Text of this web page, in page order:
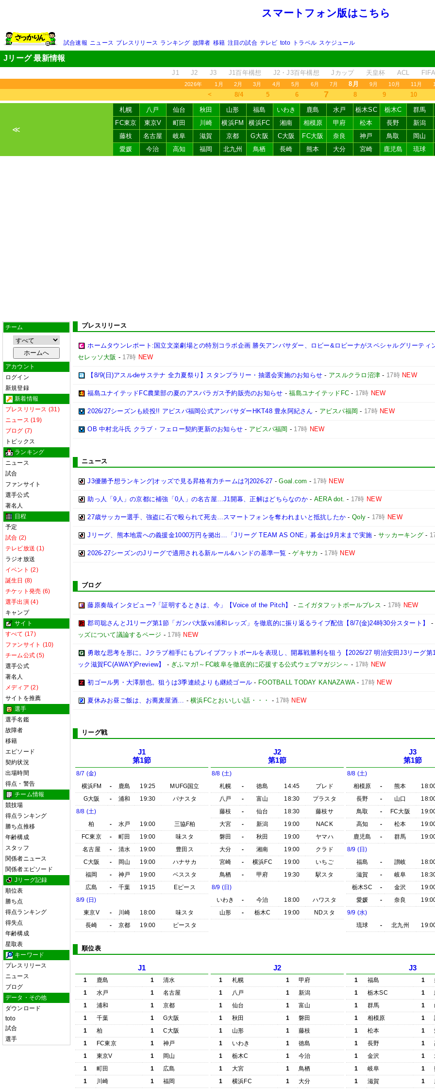
スマートフォン版はこちら
試合速報 ニュース プレスリリース ランキング 故障者 移籍 注目の試合 テレビ toto トラベル スケジュール
Jリーグ 最新情報
J1 J2 J3 J1百年構想 J2・J3百年構想 Jカップ 天皇杯 ACL
2026年 1月 2月 3月 4月 5月 6月 7月 8月 9月 10月 11月
＜ 8/4 5 6 7 8 9 10
≪
札幌 八戸 仙台 秋田 山形 福島 いわき 鹿島 水戸 栃木SC 栃木C 群馬
FC東京
東京V 町田 川崎 横浜FM 横浜FC 湘南 相模原 甲府 松本 長野 新潟
藤枝
名古屋 岐阜 滋賀 京都 G大阪 C大阪 FC大阪 奈良 神戸 鳥取 岡山
愛媛
今治 高知 福岡 北九州 鳥栖 長崎 熊本 大分 宮崎 鹿児島 琉球
チーム
アカウント
ログイン
新規登録
新着情報
プレスリリース (31)
ニュース (19)
ブログ (7)
トピックス
ランキング
ニュース
試合
ファンサイト
選手公式
著名人
日程
予定
試合 (2)
テレビ放送 (1)
ラジオ放送
イベント (2)
誕生日 (8)
チケット発売 (6)
選手出演 (4)
キャンプ
サイト
すべて (17)
ファンサイト (10)
チーム公式 (5)
選手公式
著名人
メディア (2)
サイトを推薦
選手
選手名鑑
故障者
移籍
エピソード
契約状況
出場時間
得点・警告
チーム情報
競技場
得点ランキング
勝ち点推移
年齢構成
スタッフ
関係者ニュース
関係者エピソード
Jリーグ記録
順位表
勝ち点
得点ランキング
得失点
年齢構成
星取表
キーワード
プレスリリース
ニュース
ブログ
データ・その他
ダウンロード
toto
試合
選手
プレスリリース
ホームタウンレポート:国立文楽劇場との特別コラボ企画 勝矢アンバサダー、ロビー&ロビーナがスペシャルグリーティ
セレッソ大阪 - 17時 NEW
【8/9(日)アスルdeサステナ 全力夏祭り】スタンプラリー・抽選会実施のお知らせ - アスルクラロ沼津 - 17時 NEW
福島ユナイテッドFC農業部の夏のアスパラガス予約販売のお知らせ -福島ユナイテッドFC - 17時 NEW
2026/27シーズンも続投!! アビスパ福岡公式アンバサダーHKT48 豊永阿紀さん - アビスパ福岡 - 17時 NEW
OB 中村北斗氏 クラブ・フェロー契約更新のお知らせ - アビスパ福岡 - 17時 NEW
ニュース
J3優勝予想ランキング|オッズで見る昇格有力チームは?|2026-27 -Goal.com - 17時 NEW
助っ人「9人」の京都に補強「0人」の名古屋…J1開幕、正解はどちらなのか- AERA dot. - 17時 NEW
27歳サッカー選手、強盗に石で殴られて死去…スマートフォンを奪われまいと抵抗したか -Qoly - 17時 NEW
Jリーグ、熊本地震への義援金1000万円を拠出…「Jリーグ TEAM AS ONE」募金は9月末まで実施 - サッカーキング-
2026-27シーズンのJリーグで適用される新ルール&ハンドの基準一覧 -ゲキサカ - 17時 NEW
ブログ
藤原奏哉インタビュー?「証明するときは、今」【Voice of the Pitch】 - ニイガタフットボールプレス - 17時 NEW
郡司聡さんとJ1リーグ第1節「ガンバ大阪vs浦和レッズ」を徹底的に振り返るライブ配信【8/7(金)24時30分スタート】 -
ッズについて議論するページ - 17時 NEW
勇敢な思考を形に。Jクラブ相手にもブレイブフットボールを表現し、開幕戦勝利を狙う【2026/27 明治安田J3リーグ第
ック滋賀FC(AWAY)Preview】
- ぎふマガ!～FC岐阜を徹底的に応援する公式ウェブマガジン～ - 17時 NEW
初ゴール男・大澤朋也。狙うは3季連続よりも継続ゴール - FOOTBALL TODAY KANAZAWA- 17時 NEW
夏休みお昼ご飯は、お蕎麦屋酒… -横浜FCとおいしい話・・・ - 17時 NEW
リーグ戦
J1
第1節
8/7 (金)
横浜FM
- 鹿島 19:25
MUFG国立
G大阪
- 浦和 19:30
パナスタ
8/8 (土)
柏
- 水戸 19:00
三協F柏
FC東京
- 町田 19:00
味スタ
名古屋
- 清水 19:00
豊田ス
C大阪
- 岡山 19:00
ハナサカ
福岡
- 神戸 19:00
ベススタ
広島
- 千葉 19:15
Eピース
8/9 (日)
東京V
- 川崎 18:00
味スタ
長崎
- 京都 19:00 ピースタ
J2
第1節
8/8 (土)
札幌
- 徳島 14:45
プレド
八戸
- 富山 18:30
プラスタ
藤枝
- 仙台 18:30
藤枝サ
大宮
- 新潟 19:00
NACK
磐田
- 秋田 19:00
ヤマハ
大分
- 湘南 19:00
クラド
宮崎
- 横浜FC 19:00
いちご
鳥栖
- 甲府 19:30
駅スタ
8/9 (日)
いわき
- 今治 18:00
ハワスタ
山形
- 栃木C 19:00 NDスタ
J3
第1節
8/8 (土)
相模原
- 熊本
長野
- 山口
鳥取
- FC大阪
高知
- 松本
鹿児島
- 群馬
8/9 (日)
福島
- 讃岐
滋賀
- 岐阜
栃木SC
- 金沢
愛媛
- 奈良
9/9 (水)
琉球
- 北九州
順位表
J1
1 鹿島 1
清水
1
水戸 1
名古屋
1
浦和 1
京都
1
千葉 1
G大阪
1
柏 1
C大阪
1
FC東京 1
神戸
1
東京V 1
岡山
1
町田 1
広島
1
川崎 1 福岡
J2
1 札幌 1
甲府
1
八戸 1
新潟
1
仙台 1
富山
1
秋田 1
磐田
1
山形 1
藤枝
1
いわき 1
徳島
1
栃木C 1
今治
1
大宮 1
鳥栖
1
横浜FC 1 大分
J3
1 福島 1
1
栃木SC 1
1
群馬 1
1
相模原 1
1
松本 1
1
長野 1
1
金沢 1
1
岐阜 1
1
滋賀 1